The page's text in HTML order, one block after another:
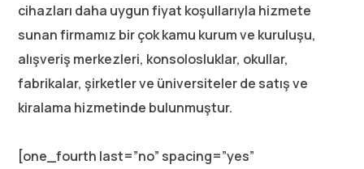
cihazları daha uygun fiyat koşullarıyla hizmete
sunan firmamız bir çok kamu kurum ve kuruluşu,
alışveriş merkezleri, konsolosluklar, okullar,
fabrikalar, şirketler ve üniversiteler de satış ve
kiralama hizmetinde bulunmuştur.
[one_fourth last=”no” spacing=”yes”